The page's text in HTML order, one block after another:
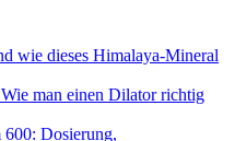
wie dieses Himalaya-Mineral
man einen Dilator richtig
Dosierung,